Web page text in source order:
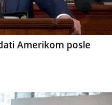
Amerikom posle